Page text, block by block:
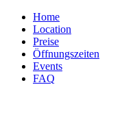
Home
Location
Preise
Öffnungszeiten
Events
FAQ